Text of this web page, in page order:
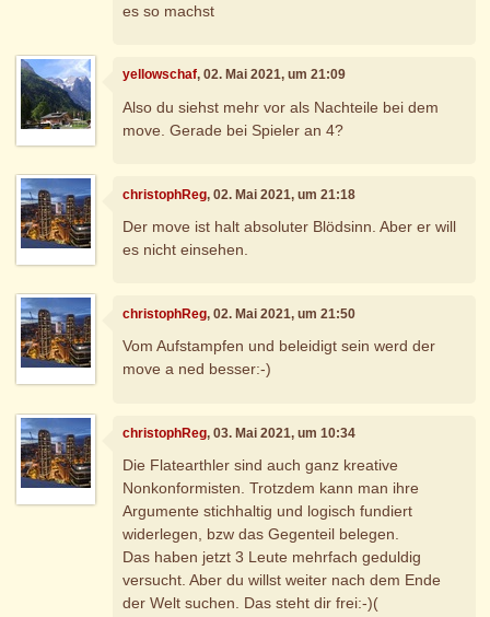
es so machst
yellowschaf, 02. Mai 2021, um 21:09
Also du siehst mehr vor als Nachteile bei dem
move. Gerade bei Spieler an 4?
christophReg, 02. Mai 2021, um 21:18
Der move ist halt absoluter Blödsinn. Aber er will
es nicht einsehen.
christophReg, 02. Mai 2021, um 21:50
Vom Aufstampfen und beleidigt sein werd der
move a ned besser:-)
christophReg, 03. Mai 2021, um 10:34
Die Flatearthler sind auch ganz kreative
Nonkonformisten. Trotzdem kann man ihre
Argumente stichhaltig und logisch fundiert
widerlegen, bzw das Gegenteil belegen.
Das haben jetzt 3 Leute mehrfach geduldig
versucht. Aber du willst weiter nach dem Ende
der Welt suchen. Das steht dir frei:-)(